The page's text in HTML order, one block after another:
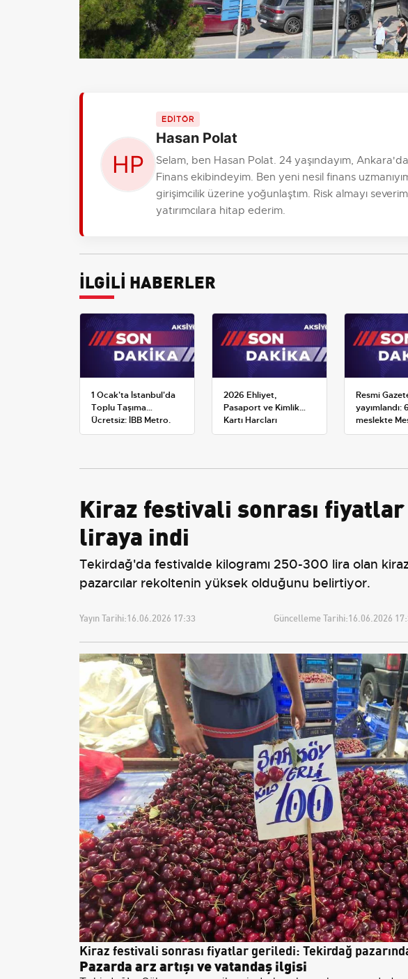
EDİTÖR
Hasan Polat
Selam, ben Hasan Polat. 24 yaşındayım,
Finans ekibindeyim. Ben yeni nesil finans
girişimcilik üzerine yoğunlaştım. Risk almayı
yatırımcılara hitap ederim.
İLGİLİ HABERLER
1 Ocak'ta İstanbul'da
Toplu Taşıma
Ücretsiz: İBB Metro,
Metrobüs ve Otobüs
2026 Ehliyet,
Pasaport ve Kimlik
Kartı Harçları
Resmileşti: Yeni
Resmi
yayımlandı:
meslekte
Yeterlilik
Kiraz festivali sonrası
liraya indi
Tekirdağ'da festivalde kilogramı 250-300 lira olan
pazarcılar rekoltenin yüksek olduğunu belirtiyor.
Yayın Tarihi:16.06.2026 17:33 Güncelleme Tarihi:16.06.2026
Kiraz festivali sonrası fiyatlar geriledi: Tekirdağ
Pazarda arz artışı ve vatandaş ilgisi